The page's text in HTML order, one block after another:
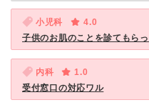
小児科
4.0
子供のお肌のことを診てもらっ
内科
1.0
受付窓口の対応ワル